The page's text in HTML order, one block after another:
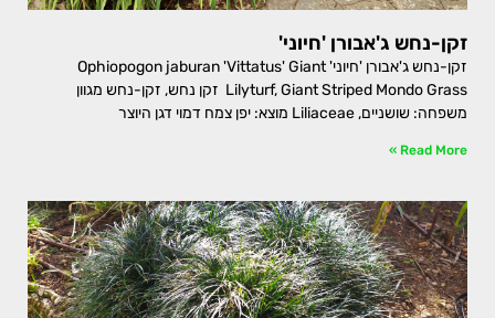
זקן-נחש ג'אבורן 'חיוני'
זקן-נחש ג'אבורן 'חיוני' Ophiopogon jaburan 'Vittatus' Giant
Lilyturf, Giant Striped Mondo Grass זקן נחש, זקן-נחש מגוון
משפחה: שושניים, Liliaceae מוצא: יפן צמח דמוי דגן היוצר
Read More »